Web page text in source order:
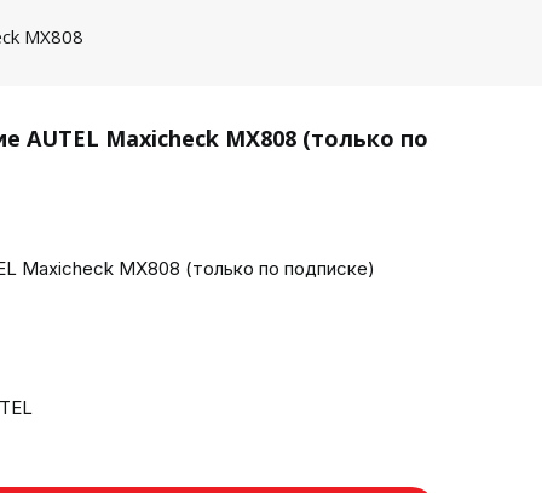
MX808
AUTEL Maxicheck MX808 (только по
Maxicheck MX808 (только по подписке)